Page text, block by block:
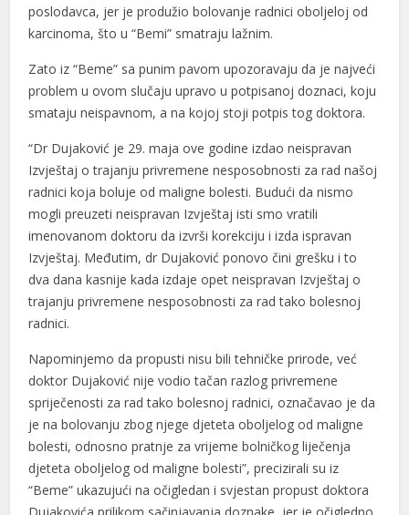
panel
Hacklink
satın al
panel
panel
panel
panel
panel
panel
panel
poslodavca, jer je produžio bolovanje radnici oboljeloj od
karcinoma, što u “Bemi” smatraju lažnim.
Zato iz “Beme” sa punim pavom upozoravaju da je najveći
problem u ovom slučaju upravo u potpisanoj doznaci, koju
smataju neispavnom, a na kojoj stoji potpis tog doktora.
“Dr Dujaković je 29. maja ove godine izdao neispravan
Izvještaj o trajanju privremene nesposobnosti za rad našoj
radnici koja boluje od maligne bolesti. Budući da nismo
mogli preuzeti neispravan Izvještaj isti smo vratili
imenovanom doktoru da izvrši korekciju i izda ispravan
Izvještaj. Međutim, dr Dujaković ponovo čini grešku i to
dva dana kasnije kada izdaje opet neispravan Izvještaj o
trajanju privremene nesposobnosti za rad tako bolesnoj
radnici.
Napominjemo da propusti nisu bili tehničke prirode, već
doktor Dujaković nije vodio tačan razlog privremene
spriječenosti za rad tako bolesnoj radnici, označavao je da
je na bolovanju zbog njege djeteta oboljelog od maligne
bolesti, odnosno pratnje za vrijeme bolničkog liječenja
djeteta oboljelog od maligne bolesti”, precizirali su iz
“Beme” ukazujući na očigledan i svjestan propust doktora